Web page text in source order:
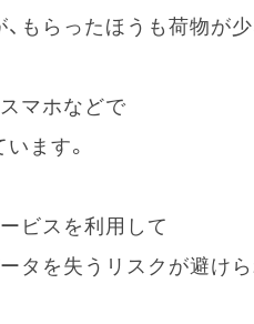
もらったほうも荷物が少
マホなどで
ます。
ビスを利用して
タを失うリスクが避けら